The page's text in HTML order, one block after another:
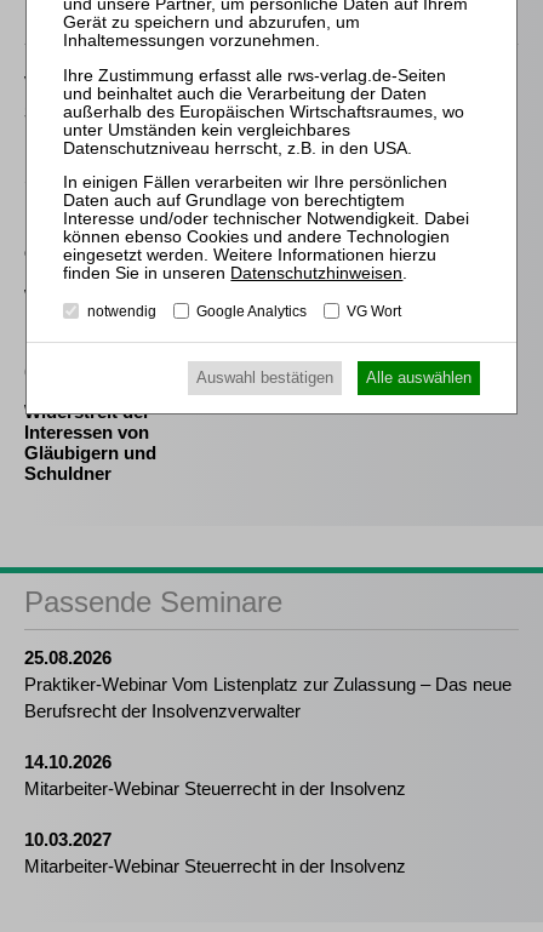
Passende Bücher
von Wilmowsky
Schneeballsysteme der
Kapitalanlage
Schröder
Die Reform des
Eigenkapitalersatzrechts
durch das MoMiG
Westermann
Bestellung des
(vorläufigen)
Insolvenzverwalters im
Widerstreit der
Interessen von
Gläubigern und
Schuldner
Passende Seminare
25.08.2026
Praktiker-Webinar Vom Listenplatz zur Zulassung – Das neue
Berufsrecht der Insolvenzverwalter
14.10.2026
Mitarbeiter-Webinar Steuerrecht in der Insolvenz
10.03.2027
Mitarbeiter-Webinar Steuerrecht in der Insolvenz
Datenschutzhinweisen.
notwendig Google Analytics VG Wort
Auswahl bestätigen Alle auswählen